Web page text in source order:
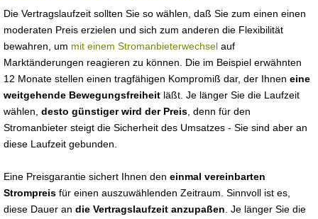
Die Vertragslaufzeit sollten Sie so wählen, daß Sie zum einen einen
moderaten Preis erzielen und sich zum anderen die Flexibilität
bewahren, um mit einem Stromanbieterwechsel auf
Marktänderungen reagieren zu können. Die im Beispiel erwähnten
12 Monate stellen einen tragfähigen Kompromiß dar, der Ihnen eine
weitgehende Bewegungsfreiheit läßt. Je länger Sie die Laufzeit
wählen, desto günstiger wird der Preis , denn für den
Stromanbieter steigt die Sicherheit des Umsatzes - Sie sind aber an
diese Laufzeit gebunden.
Eine Preisgarantie sichert Ihnen den einmal vereinbarten
Strompreis für einen auszuwählenden Zeitraum. Sinnvoll ist es,
diese Dauer an die Vertragslaufzeit anzupaßen . Je länger Sie die